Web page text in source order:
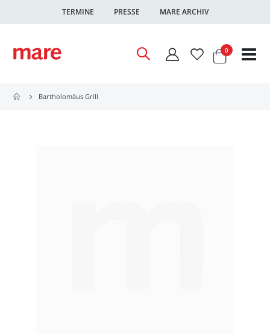
TERMINE PRESSE MARE ARCHIV
Warenkorb
0Artikel
Bartholomäus Grill